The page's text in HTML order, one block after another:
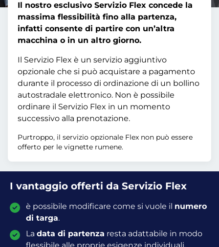
Il nostro esclusivo Servizio Flex concede la
massima flessibilità fino alla partenza,
infatti consente di partire con un’altra
macchina o in un altro giorno.
Il Servizio Flex è un servizio aggiuntivo
opzionale che si può acquistare a pagamento
durante il processo di ordinazione di un bollino
autostradale elettronico. Non è possibile
ordinare il Servizio Flex in un momento
successivo alla prenotazione.
Purtroppo, il servizio opzionale Flex non può essere
offerto per le vignette rumene.
I vantaggio offerti da Servizio Flex
è possibile modificare come si vuole il numero
di targa.
La data di partenza resta adattabile in modo